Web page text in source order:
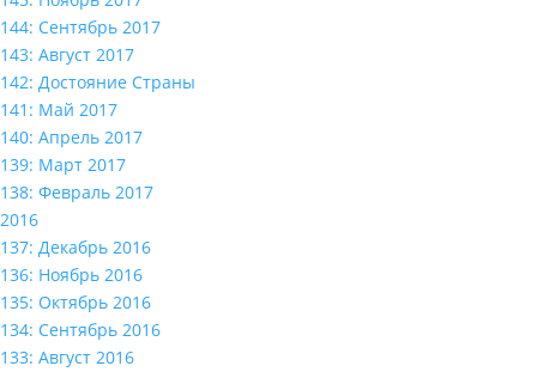
144: Сентябрь 2017
143: Август 2017
142: Достояние Страны
141: Май 2017
140: Апрель 2017
139: Март 2017
138: Февраль 2017
2016
137: Декабрь 2016
136: Ноябрь 2016
135: Октябрь 2016
134: Сентябрь 2016
133: Август 2016